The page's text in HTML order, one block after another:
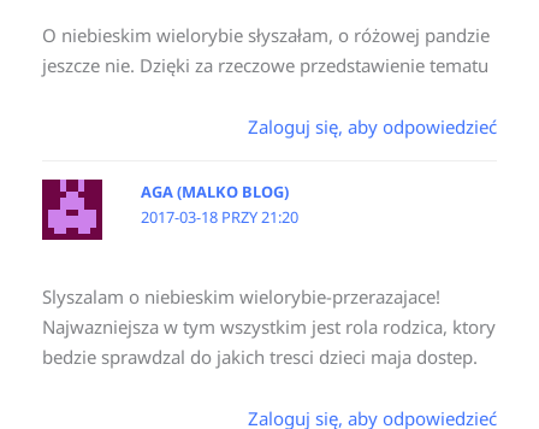
O niebieskim wielorybie słyszałam, o różowej pandzie
jeszcze nie. Dzięki za rzeczowe przedstawienie tematu
Zaloguj się, aby odpowiedzieć
AGA (MALKO BLOG)
2017-03-18 PRZY 21:20
Slyszalam o niebieskim wielorybie-przerazajace!
Najwazniejsza w tym wszystkim jest rola rodzica, ktory
bedzie sprawdzal do jakich tresci dzieci maja dostep.
Zaloguj się, aby odpowiedzieć